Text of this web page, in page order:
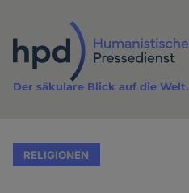
Inhalt
Der säkulare Blick auf die Welt.
RELIGIONEN